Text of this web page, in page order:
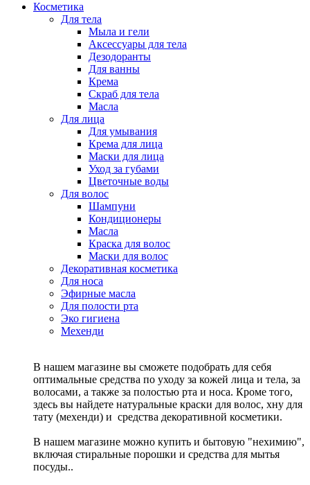
Косметика
Для тела
Мыла и гели
Аксессуары для тела
Дезодоранты
Для ванны
Крема
Скраб для тела
Масла
Для лица
Для умывания
Крема для лица
Маски для лица
Уход за губами
Цветочные воды
Для волос
Шампуни
Кондиционеры
Масла
Краска для волос
Маски для волос
Декоративная косметика
Для носа
Эфирные масла
Для полости рта
Эко гигиена
Мехенди
В нашем магазине вы сможете подобрать для себя
оптимальные средства по уходу за кожей лица и тела, за
волосами, а также за полостью рта и носа. Кроме того,
здесь вы найдете натуральные краски для волос, хну для
тату (мехенди) и средства декоративной косметики.
В нашем магазине можно купить и бытовую "нехимию",
включая стиральные порошки и средства для мытья
посуды..